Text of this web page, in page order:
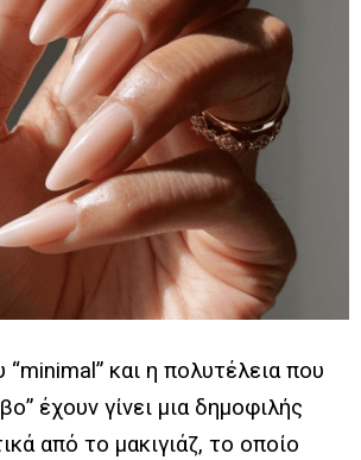
“minimal” και η πολυτέλεια που
έχουν γίνει μια δημοφιλής
από το μακιγιάζ, το οποίο